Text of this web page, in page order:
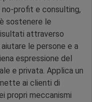
profit e consulting,
sostenere le
attraverso
le persone e a
espressione del
e privata. Applica un
ai clienti di
propri meccanismi